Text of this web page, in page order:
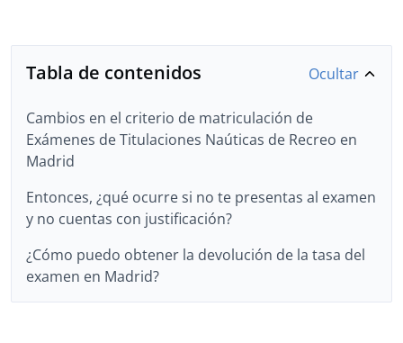
Tabla de contenidos Ocultar
Cambios en el criterio de matriculación de
Exámenes de Titulaciones Naúticas de Recreo en
Madrid
Entonces, ¿qué ocurre si no te presentas al examen
y no cuentas con justificación?
¿Cómo puedo obtener la devolución de la tasa del
examen en Madrid?